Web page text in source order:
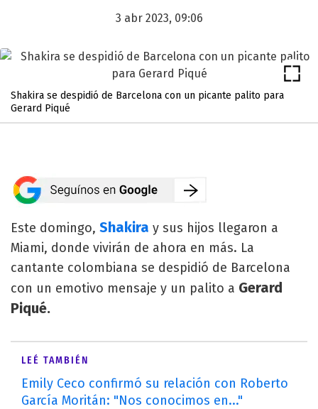
3 abr 2023, 09:06
Shakira se despidió de Barcelona con un picante palito para
Gerard Piqué
Este domingo, Shakira y sus hijos llegaron a
Miami, donde vivirán de ahora en más. La
cantante colombiana se despidió de Barcelona
con un emotivo mensaje y un palito a Gerard
Piqué.
LEÉ TAMBIÉN
Emily Ceco confirmó su relación con Roberto
García Moritán: "Nos conocimos en..."